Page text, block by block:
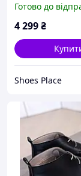
демісезонні на
Готово до
4 299₴
Shoes Place